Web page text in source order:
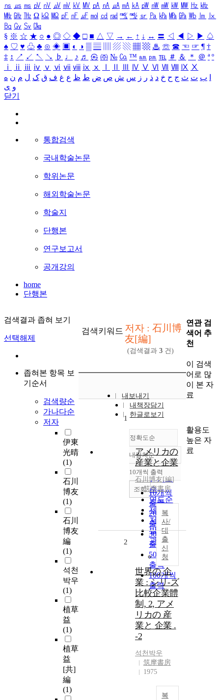
㎱ ㎲ ㎳ ㎴ ㎵ ㎶ ㎷ ㎸ ㎹ ㎀ ㎁ ㎂ ㎃ ㎄ ㎺ ㎻ ㎽ ㎾ ㎿ ㎐ ㎑
㎒ ㎓ ㎔ Ω ㏀ ㏁ ㎊ ㎋ ㎌ ㏖ ㏅ ㎭ ㎮ ㎯ ㏛ ㎩ ㎪ ㎫ ㎬ ㏝ ㏐
㏓
㏃ ㏉ ㏜ ㏆
§ ※ ☆ ★ ○ ● ◎ ◇ ◆ □ ■ △ ▽ → ← ↑ ↓ ↔ 〓 ◁ ◀ ▷ ▶ ♤
♠ ♡ ♥ ♧ ♣ ⊙ ◈ ▣ ◐ ◑ ▒ ▤ ▨ ▧ ▦ ▩ ♨ ☏ ☎ ☜ ☞ ¶ †
‡ ↕ ↗ ↙ ↖ ↘ ♭ ♩ ♪ ♬ ㉿ ㈜ № ㏇ ™ ㏂ ㏘ ℡ ＃ ＆ ＊ ＠ ª º
ⅰ
ⅱ ⅲ ⅳ ⅴ ⅵ ⅶ ⅷ ⅸ ⅹ Ⅳ Ⅴ Ⅵ Ⅶ Ⅷ Ⅸ Ⅹ
ب ت ث ج ح خ د ذ ر ز س ش ص ض ط ظ ع غ ف ق ک ل م ن ه
و ی
닫기
통합검색
국내학술논문
학위논문
해외학술논문
학술지
단행본
연구보고서
공개강의
home
단행본
검색결과 좁혀 보기
선택해제
좁혀본 항목 보
기순서
검색량순
가나다순
저자
伊東
光晴
(1)
石川
博友
(1)
石川
博友
編
(1)
석천
박우
(1)
植草
益
(1)
植草
益
[共]
編
(1)
검색키워드 저자 : 石川博
友[編]
(검색결과 3 건)
내보내기
내책장담기
한글로보기
정확도순
정확도
순
인기도
순
연도순
제목순
저자순
발행기
관순
내림차순
내림차순
10개씩 출력
10개씩
출력
20개씩
출력
30개씩
출력
50개씩
출력
100개씩
출력
조회
1
アメリカの
産業と企業
石川博友[編]
筑摩書房
복
사/
대
출
신
청
2
世界の 企
業 : シリ-ズ
比較企業體
制, 2, アメ
リカの 産
業と 企業 .
-2
석천 박우
筑摩書房
1975
복
연관 검
색어 추
천
이 검색
어로 많
이 본 자
료
활용도
높은 자
료